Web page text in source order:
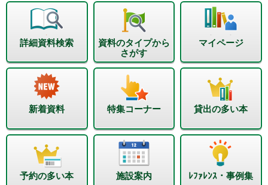
詳細資料検索
資料のタイプから
さがす
マイページ
新着資料 特集コーナー 貸出の多い本
予約の多い本 施設案内 ﾚﾌｧﾚﾝｽ・事例集